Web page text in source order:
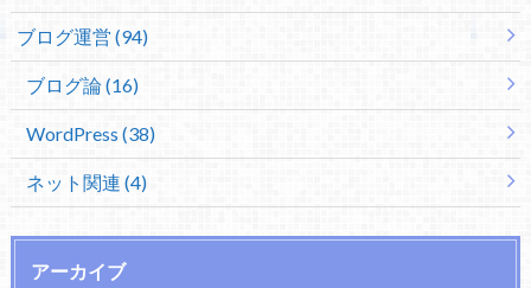
ブログ運営 (94)
ブログ論 (16)
WordPress (38)
ネット関連 (4)
アーカイブ